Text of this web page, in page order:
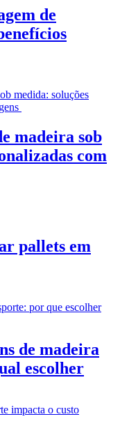
de
madeira sob
com
pallets em
de madeira
escolher